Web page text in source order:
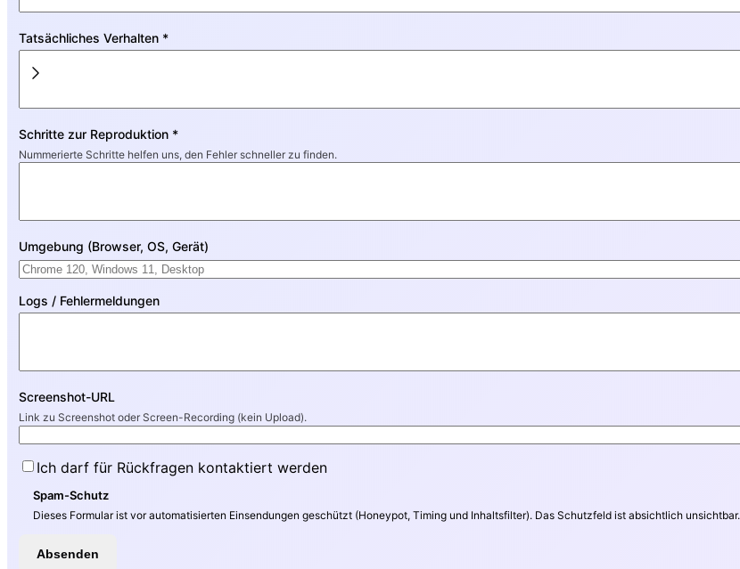
Tatsächliches Verhalten *
Schritte zur Reproduktion *
Nummerierte Schritte helfen uns, den Fehler schneller zu finden.
Umgebung (Browser, OS, Gerät)
Logs / Fehlermeldungen
Screenshot-URL
Link zu Screenshot oder Screen-Recording (kein Upload).
Ich darf für Rückfragen kontaktiert werden
Spam-Schutz
Dieses Formular ist vor automatisierten Einsendungen geschützt (Honeypot, Timing und Inhaltsfilter). Das Schutzfeld ist absichtlich unsichtbar.
Absenden